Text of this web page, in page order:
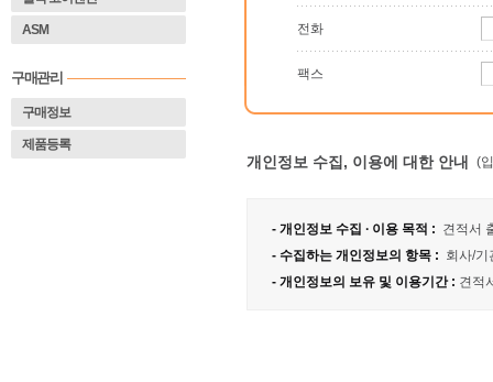
ASM
구매관리
구매정보
제품등록
전화
팩스
개인정보 수집, 이용에 대한 안내 (
- 개인정보 수집 ∙ 이용 목적 : 견적서
- 수집하는 개인정보의 항목 : 회사/기
- 개인정보의 보유 및 이용기간 : 견적